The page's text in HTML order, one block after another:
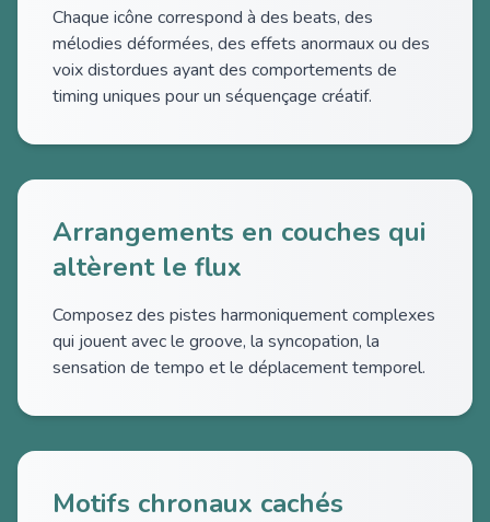
Chaque icône correspond à des beats, des
mélodies déformées, des effets anormaux ou des
voix distordues ayant des comportements de
timing uniques pour un séquençage créatif.
Arrangements en couches qui
altèrent le flux
Composez des pistes harmoniquement complexes
qui jouent avec le groove, la syncopation, la
sensation de tempo et le déplacement temporel.
Motifs chronaux cachés